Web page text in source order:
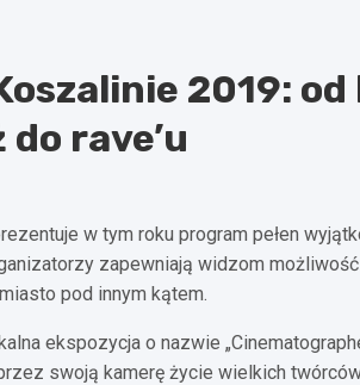
2019: od
rave’u
w tym roku program pełen
zapewniają widzom
pod innym kątem.
ekspozycja o nazwie
swoją kamerę życie wielkich